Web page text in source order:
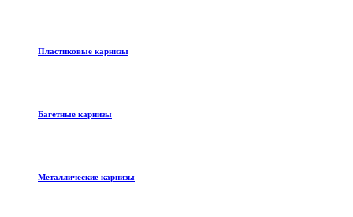
Пластиковые карнизы
Багетные карнизы
Металлические карнизы